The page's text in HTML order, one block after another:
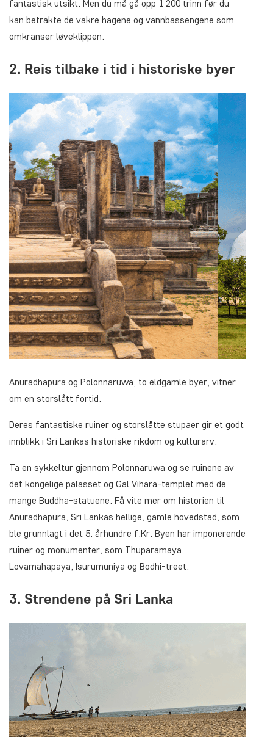
fantastisk utsikt. Men du må gå opp 1 200 trinn før du
kan betrakte de vakre hagene og vannbassengene som
omkranser løveklippen.
2. Reis tilbake i tid i historiske byer
Anuradhapura og Polonnaruwa, to eldgamle byer, vitner
om en storslått fortid.
Deres fantastiske ruiner og storslåtte stupaer gir et godt
innblikk i Sri Lankas historiske rikdom og kulturarv.
Ta en sykkeltur gjennom Polonnaruwa og se ruinene av
det kongelige palasset og Gal Vihara-templet med de
mange Buddha-statuene. Få vite mer om historien til
Anuradhapura, Sri Lankas hellige, gamle hovedstad, som
ble grunnlagt i det 5. århundre f.Kr. Byen har imponerende
ruiner og monumenter, som Thuparamaya,
Lovamahapaya, Isurumuniya og Bodhi-treet.
3. Strendene på Sri Lanka